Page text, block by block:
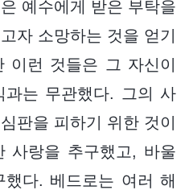
예수에게 받은 부탁을
자 소망하는 것을 얻기
이런 것들은 그 자신이
과는 무관했다. 그의 사
판을 피하기 위한 것이
사랑을 추구했고, 바울
다. 베드로는 여러 해